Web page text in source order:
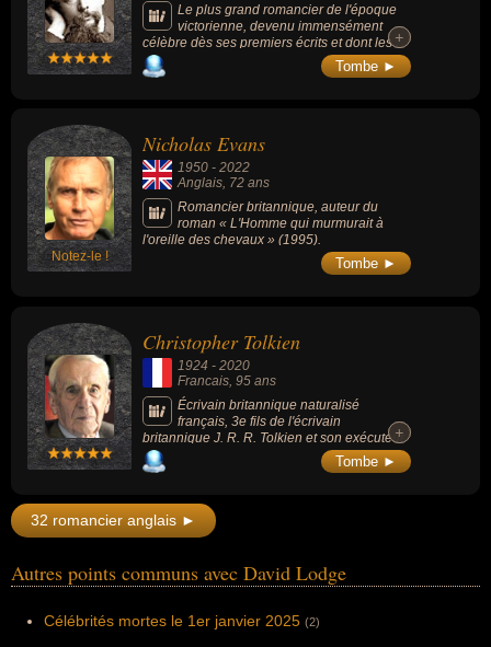
Le plus grand romancier de l'époque
victorienne, devenu immensément
célèbre dès ses premiers écrits et dont les
oeuvres les plus populaires sont Oliver Twist
(1837-1839), Un chant de Noël (1843),
l'éducation pour tous, de la condition
féminine et de nombreuses autres causes
(dont celle des prostituées), il était apprécié
pour son humour, sa satire des moeurs et
des caractères et son réalisme. Traduit en de
nombreuses langues, son oeuvre a connu
de nombreuses adaptations au théâtre, au
cinéma, au music-hall, à la radio et à la
+
+
Tombe ►
Notez-le !
Nicholas Evans
1950 - 2022
Anglais, 72 ans
Romancier britannique, auteur du
roman « L'Homme qui murmurait à
l'oreille des chevaux » (1995).
Tombe ►
Christopher Tolkien
1924 - 2020
Francais , 95 ans
Écrivain britannique naturalisé
français, 3e fils de l'écrivain
britannique J. R. R. Tolkien et son exécuteur
littéraire. Il a notamment publié tous les
textes postérieurs au « Hobbit » et au «
manuscrits laissés par son père, dont le «
Silmarillion » (1977), une saga à l'intérieur
de laquelle s'inscrivent les histoires du «
Hurin » et « L'Histoire de la Terre du Milieu ».
+
+
Tombe ►
32 romancier anglais ►
Autres points communs avec David Lodge
Célébrités mortes le 1er janvier 2025 (2)